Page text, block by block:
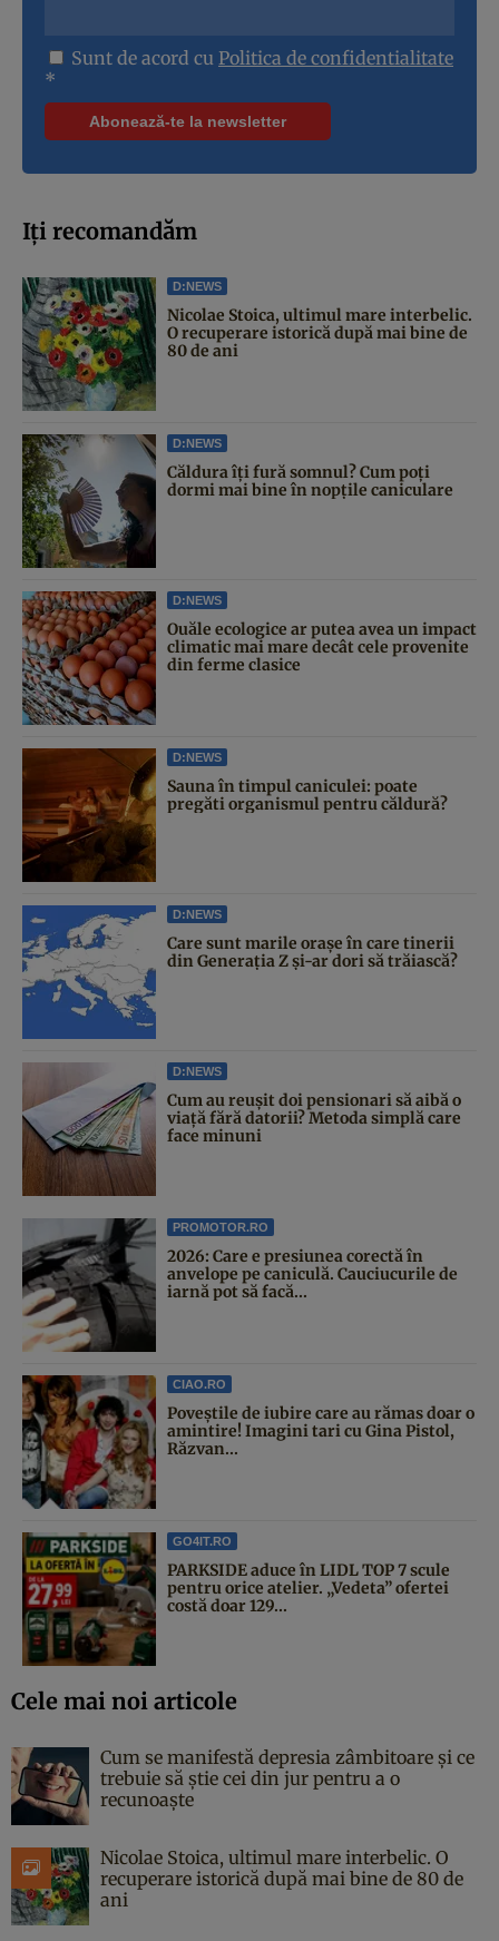
Sunt de acord cu Politica de confidentialitate
*
Iți recomandăm
D:NEWS
Nicolae Stoica, ultimul mare interbelic.
O recuperare istorică după mai bine de
80 de ani
D:NEWS
Căldura îți fură somnul? Cum poți
dormi mai bine în nopțile caniculare
D:NEWS
Ouăle ecologice ar putea avea un impact
climatic mai mare decât cele provenite
din ferme clasice
D:NEWS
Sauna în timpul caniculei: poate
pregăti organismul pentru căldură?
D:NEWS
Care sunt marile orașe în care tinerii
din Generația Z și-ar dori să trăiască?
D:NEWS
Cum au reușit doi pensionari să aibă o
viață fără datorii? Metoda simplă care
face minuni
PROMOTOR.RO
2026: Care e presiunea corectă în
anvelope pe caniculă. Cauciucurile de
iarnă pot să facă...
CIAO.RO
Poveştile de iubire care au rămas doar o
amintire! Imagini tari cu Gina Pistol,
Răzvan...
GO4IT.RO
PARKSIDE aduce în LIDL TOP 7 scule
pentru orice atelier. „Vedeta” ofertei
costă doar 129...
Cele mai noi articole
Cum se manifestă depresia zâmbitoare și ce
trebuie să știe cei din jur pentru a o
recunoaște
Nicolae Stoica, ultimul mare interbelic. O
recuperare istorică după mai bine de 80 de
ani